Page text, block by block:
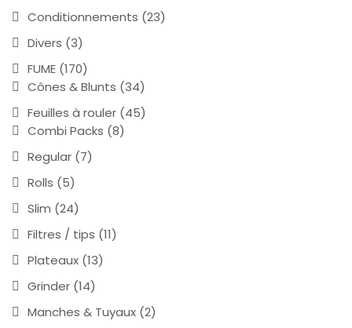
Conditionnements (23)
Divers (3)
FUME (170)
Cônes & Blunts (34)
Feuilles à rouler (45)
Combi Packs (8)
Regular (7)
Rolls (5)
Slim (24)
Filtres / tips (11)
Plateaux (13)
Grinder (14)
Manches & Tuyaux (2)